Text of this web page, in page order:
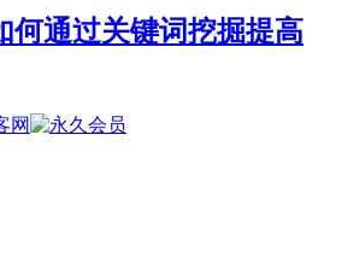
何通过关键词挖掘提高